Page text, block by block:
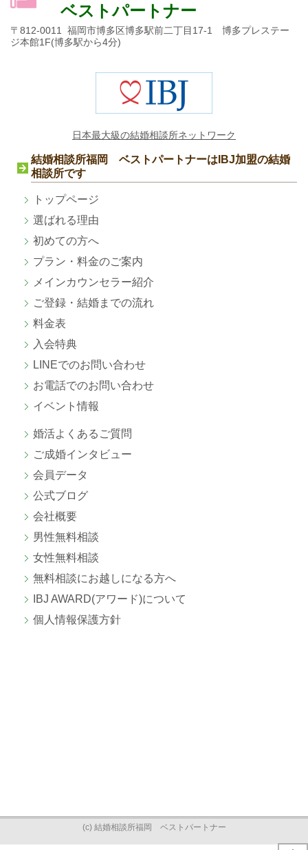
ベストパートナー
〒812-0011 福岡市博多区博多駅前二丁目17-1 博多プレステー
ジ本館1F(博多駅から4分)
日本最大級の結婚相談所ネットワーク
結婚相談所福岡 ベストパートナーはIBJ加盟の結婚
相談所です
トップページ
選ばれる理由
初めての方へ
プラン・料金のご案内
メインカウンセラー紹介
ご登録・結婚までの流れ
料金表
入会特典
LINEでのお問い合わせ
お電話でのお問い合わせ
イベント情報
婚活よくあるご質問
ご成婚インタビュー
会員データ
公式ブログ
会社概要
男性無料相談
女性無料相談
無料相談にお越しになる方へ
IBJ AWARD(アワード)について
個人情報保護方針
(c) 結婚相談所福岡 ベストパートナー